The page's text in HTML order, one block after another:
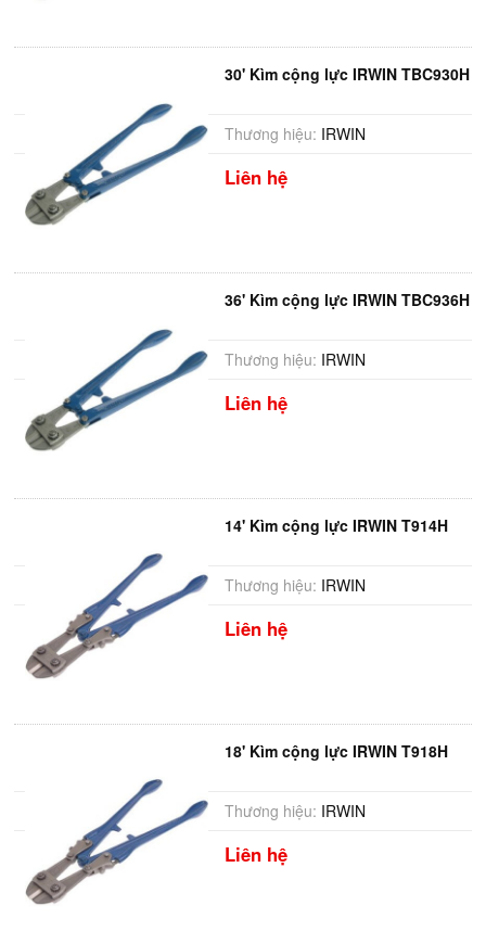
30' Kìm cộng lực IRWIN TBC930H
Thương hiệu: IRWIN
Liên hệ
36' Kìm cộng lực IRWIN TBC936H
Thương hiệu: IRWIN
Liên hệ
14' Kìm cộng lực IRWIN T914H
Thương hiệu: IRWIN
Liên hệ
18' Kìm cộng lực IRWIN T918H
Thương hiệu: IRWIN
Liên hệ